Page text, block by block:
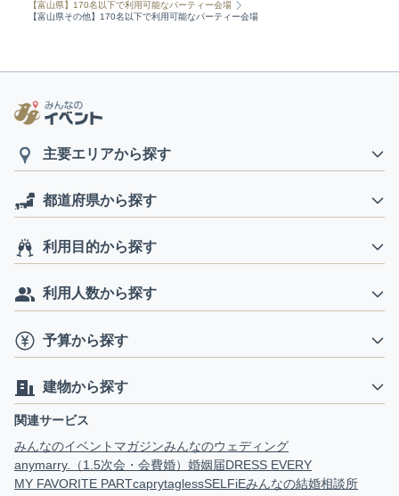
【富山県】170名以下で利用可能なパーティー会場
【富山県その他】170名以下で利用可能なパーティー会場
主要エリアから探す
都道府県から探す
利用目的から探す
利用人数から探す
予算から探す
建物から探す
関連サービス
みんなのイベントマガジンみんなのウェディング
anymarry.（1.5次会・会費婚） 婚姻届DRESS EVERY
MY FAVORITE PARTcaprytaglessSELFiEみんなの結婚相談所